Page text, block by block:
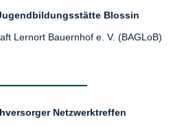
Blossin
Lernort Bauernhof e. V. (BAGLoB)
Netzwerktreffen